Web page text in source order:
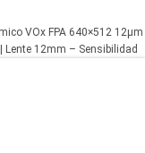
VOx FPA 640×512 12μm
Lente 12mm – Sensibilidad
±2ºC o ±2% –
e intrusión